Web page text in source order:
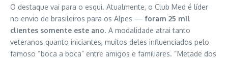
O destaque vai para o esqui. Atualmente, o Club Med é líder
no envio de brasileiros para os Alpes — foram 25 mil
clientes somente este ano. A modalidade atrai tanto
veteranos quanto iniciantes, muitos deles influenciados pelo
famoso “boca a boca” entre amigos e familiares. “Metade dos